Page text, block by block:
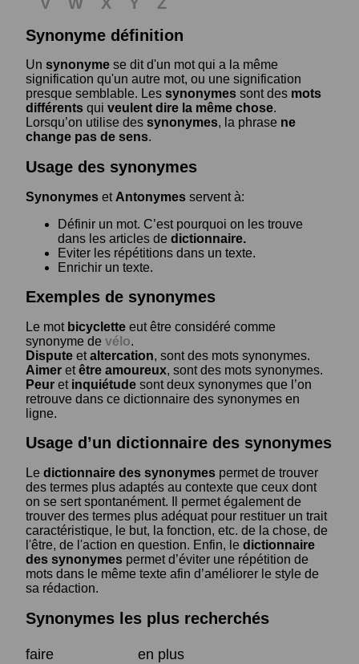
Synonyme définition
Un synonyme se dit d'un mot qui a la même
signification qu'un autre mot, ou une signification
presque semblable. Les synonymes sont des mots
différents qui veulent dire la même chose.
Lorsqu’on utilise des synonymes, la phrase ne
change pas de sens.
Usage des synonymes
Synonymes et Antonymes servent à:
Définir un mot. C’est pourquoi on les trouve
dans les articles de dictionnaire.
Eviter les répétitions dans un texte.
Enrichir un texte.
Exemples de synonymes
Le mot bicyclette eut être considéré comme
synonyme de vélo.
Dispute etaltercation, sont des mots synonymes.
Aimer etêtre amoureux, sont des mots synonymes.
Peur et inquiétude sont deux synonymes que l’on
retrouve dans ce dictionnaire des synonymes en
ligne.
Usage d’un dictionnaire des synonymes
Le dictionnaire des synonymes permet de trouver
des termes plus adaptés au contexte que ceux dont
on se sert spontanément. Il permet également de
trouver des termes plus adéquat pour restituer un trait
caractéristique, le but, la fonction, etc. de la chose, de
l'être, de l'action en question. Enfin, le dictionnaire
des synonymes permet d’éviter une répétition de
mots dans le même texte afin d’améliorer le style de
sa rédaction.
Synonymes les plus recherchés
faire
en plus